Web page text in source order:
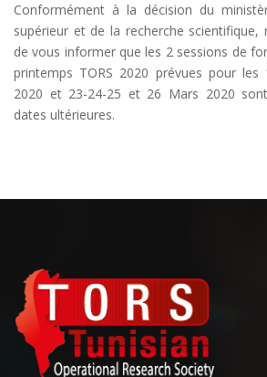
Conformément à la décision du
supérieur et de la recherche scientifique,
de vous informer que les 2 sessions de
printemps TORS 2020 prévues pour
2020 et 23-24-25 et 26 Mars 2020
dates ultérieures.